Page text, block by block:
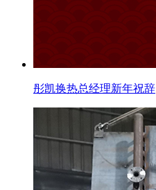
彤凯换热总经理新年祝辞